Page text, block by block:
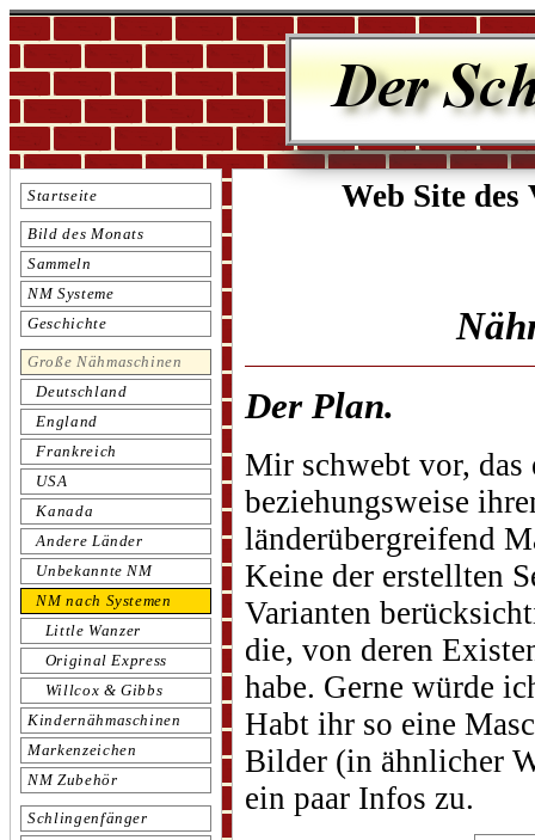
Startseite
Bild des Monats
Sammeln
NM Systeme
Geschichte
Große Nähmaschinen
Deutschland
England
Frankreich
USA
Kanada
Andere Länder
Unbekannte NM
NM nach Systemen
Little Wanzer
Original Express
Willcox & Gibbs
Kindernähmaschinen
Markenzeichen
NM Zubehör
Schlingenfänger
Web Site
Der Plan.
Mir schwebt vor, das
beziehungsweise
länderübergreifend
Keine der erstellten
Varianten
die, von deren
habe. Gerne würde
Habt ihr so eine
Bilder (in ähnlicher
ein paar Infos zu.